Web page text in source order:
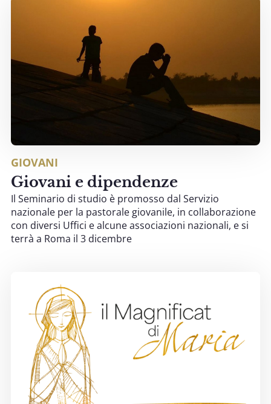
GIOVANI
Giovani e dipendenze
Il Seminario di studio è promosso dal Servizio
nazionale per la pastorale giovanile, in collaborazione
con diversi Uffici e alcune associazioni nazionali, e si
terrà a Roma il 3 dicembre